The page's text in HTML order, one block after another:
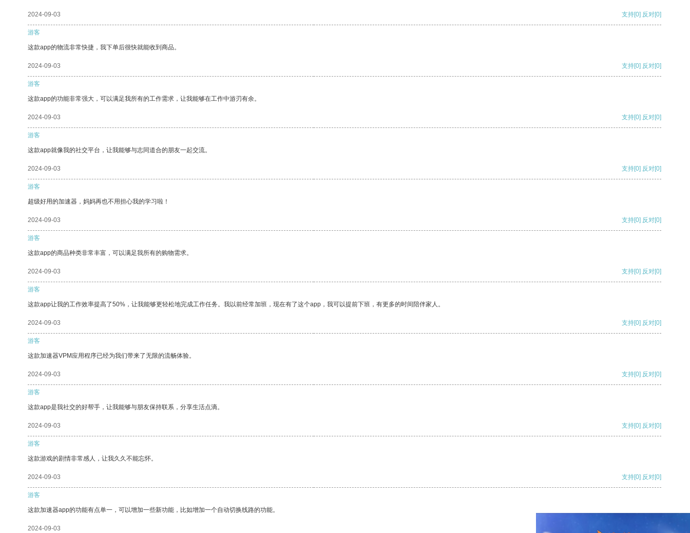
2024-09-03 支持[0] 反对[0]
游客
这款app的物流非常快捷，我下单后很快就能收到商品。
2024-09-03 支持[0] 反对[0]
游客
这款app的功能非常强大，可以满足我所有的工作需求，让我能够在工作中游刃有余。
2024-09-03 支持[0] 反对[0]
游客
这款app就像我的社交平台，让我能够与志同道合的朋友一起交流。
2024-09-03 支持[0] 反对[0]
游客
超级好用的加速器，妈妈再也不用担心我的学习啦！
2024-09-03 支持[0] 反对[0]
游客
这款app的商品种类非常丰富，可以满足我所有的购物需求。
2024-09-03 支持[0] 反对[0]
游客
这款app让我的工作效率提高了50%，让我能够更轻松地完成工作任务。我以前经常加班，现在有了这个app，我可以提前下班，有更多的时间陪伴家人。
2024-09-03 支持[0] 反对[0]
游客
这款加速器VPM应用程序已经为我们带来了无限的流畅体验。
2024-09-03 支持[0] 反对[0]
游客
这款app是我社交的好帮手，让我能够与朋友保持联系，分享生活点滴。
2024-09-03 支持[0] 反对[0]
游客
这款游戏的剧情非常感人，让我久久不能忘怀。
2024-09-03 支持[0] 反对[0]
游客
这款加速器app的功能有点单一，可以增加一些新功能，比如增加一个自动切换线路的功能。
2024-09-03